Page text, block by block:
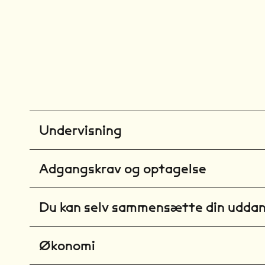
Undervisning
Adgangskrav og optagelse
Du kan selv sammensætte din
Økonomi